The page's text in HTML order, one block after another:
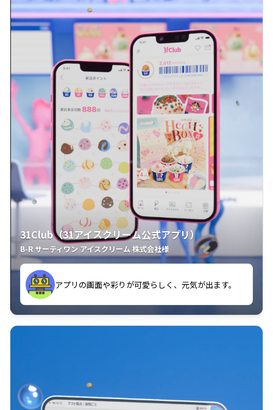
31Club（31アイスクリーム公式アプリ）
B-R サーティワン アイスクリーム 株式会社様
アプリの画面や彩りが可愛らしく、元気が出ます。
クラスごとに特典があるようなので使うのが楽しいで
す。